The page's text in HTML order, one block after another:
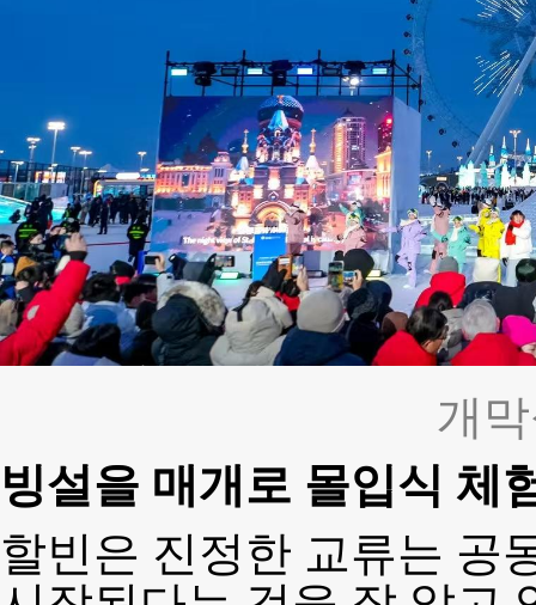
개
빙설을 매개로 몰입식 체
할빈은 진정한 교류는 공